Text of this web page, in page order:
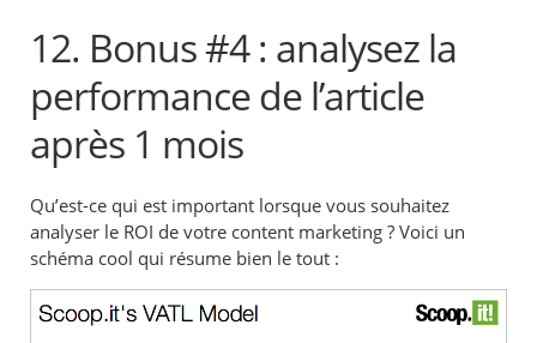
12. Bonus #4 : analysez la
performance de l’article
après 1 mois
Qu’est-ce qui est important lorsque vous souhaitez
analyser le ROI de votre content marketing ? Voici un
schéma cool qui résume bien le tout :